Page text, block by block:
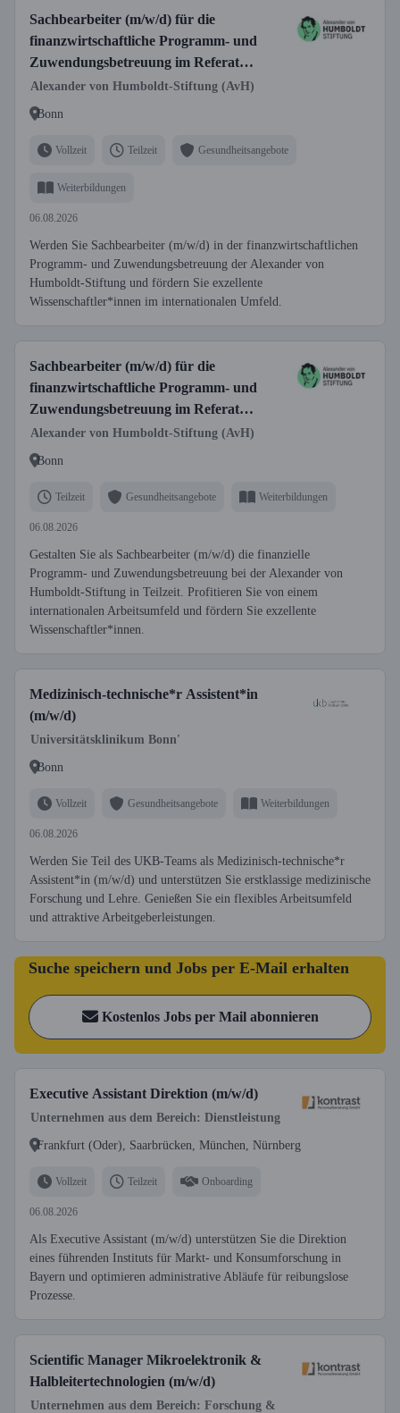
Sachbearbeiter (m/w/d) für die
finanzwirtschaftliche Programm- und
Zuwendungsbetreuung im Referat
Finanzen, Reisestelle
Alexander von Humboldt-Stiftung (AvH)
Bonn
Vollzeit Teilzeit Gesundheitsangebote
Weiterbildungen
06.08.2026
Werden Sie Sachbearbeiter (m/w/d) in der finanzwirtschaftlichen
Programm- und Zuwendungsbetreuung der Alexander von
Humboldt-Stiftung und fördern Sie exzellente
Wissenschaftler*innen im internationalen Umfeld.
Sachbearbeiter (m/w/d) für die
finanzwirtschaftliche Programm- und
Zuwendungsbetreuung im Referat
Finanzen, Reisestelle
Alexander von Humboldt-Stiftung (AvH)
Bonn
Teilzeit Gesundheitsangebote Weiterbildungen
06.08.2026
Gestalten Sie als Sachbearbeiter (m/w/d) die finanzielle
Programm- und Zuwendungsbetreuung bei der Alexander von
Humboldt-Stiftung in Teilzeit. Profitieren Sie von einem
internationalen Arbeitsumfeld und fördern Sie exzellente
Wissenschaftler*innen.
Medizinisch-technische*r Assistent*in
(m/w/d)
Universitätsklinikum Bonn'
Bonn
Vollzeit Gesundheitsangebote Weiterbildungen
06.08.2026
Werden Sie Teil des UKB-Teams als Medizinisch-technische*r
Assistent*in (m/w/d) und unterstützen Sie erstklassige medizinische
Forschung und Lehre. Genießen Sie ein flexibles Arbeitsumfeld
und attraktive Arbeitgeberleistungen.
Suche speichern und Jobs per E-Mail erhalten
Kostenlos Jobs per Mail abonnieren
Executive Assistant Direktion (m/w/d)
Unternehmen aus dem Bereich: Dienstleistung
Frankfurt (Oder), Saarbrücken, München, Nürnberg
Vollzeit Teilzeit Onboarding
06.08.2026
Als Executive Assistant (m/w/d) unterstützen Sie die Direktion
eines führenden Instituts für Markt- und Konsumforschung in
Bayern und optimieren administrative Abläufe für reibungslose
Prozesse.
Scientific Manager Mikroelektronik &
Halbleitertechnologien (m/w/d)
Unternehmen aus dem Bereich: Forschung &